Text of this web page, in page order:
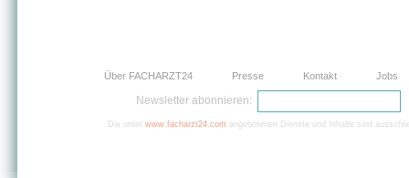
Über FACHARZT24 Presse Kontakt Jobs
Newsletter abonnieren:
Die unter www.facharzt24.com angebotenen Dienste und Inhalte sind